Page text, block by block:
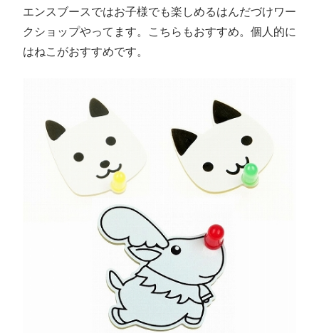
エンスブースではお子様でも楽しめるはんだづけワー
クショップやってます。こちらもおすすめ。個人的に
はねこがおすすめです。